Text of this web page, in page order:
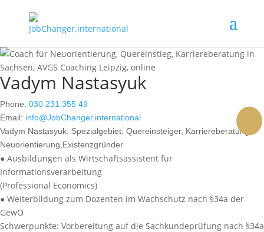
Vadym Nastasyuk
Phone: 030 231 355 49
Email: info@JobChanger.international
Vadym Nastasyuk: Spezialgebiet: Quereinsteiger, Karriereberatung,
Neuorientierung,Existenzgründer
● Ausbildungen als Wirtschaftsassistent für
Informationsverarbeitung
(Professional Economics)
● Weiterbildung zum Dozenten im Wachschutz nach §34a der
GewO
Schwerpunkte: Vorbereitung auf die Sachkundeprüfung nach §34a